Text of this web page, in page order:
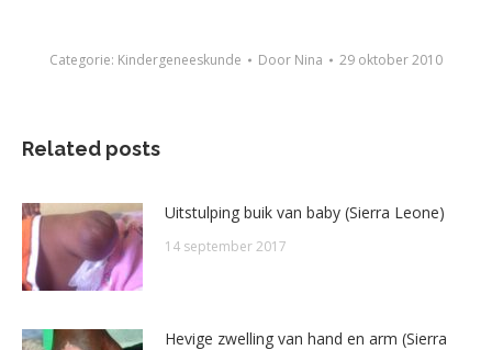
Categorie: Kindergeneeskunde Door Nina 29 oktober 2010
Related posts
Uitstulping buik van baby (Sierra Leone)
14 september 2017
Hevige zwelling van hand en arm (Sierra